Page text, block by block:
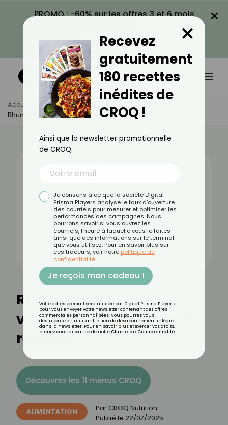
PROMO : -60% sur les offres 3 et 6 mois
VOIR LA PROMO
×
Accueil Actus
Alimentation
Rhum Blanc : Bienfaits, Valeurs Nutritionnelles Et Recettes
Rhum blanc : bienfaits,
valeurs nutritionnelles et
recettes
Découvrez les 11 menus CROQ
ALIMENTATION Par CROQ Nutrition
Publié le 22/07/2025
Recevez
gratuitement
180 recettes
inédites de
CROQ !
×
Ainsi que la newsletter promotionnelle
de CROQ.
Je consens à ce que la société Digital
Prisma Players analyse le taux d'ouverture
des courriels pour mesurer et optimiser les
performances des campagnes. Nous
pourrons savoir si vous ouvrez les
courriels, l'heure à laquelle vous le faites
ainsi que des informations sur le terminal
que vous utilisez. Pour en savoir plus sur
ces traceurs, voir notre politique de
confidentialité.
Je reçois mon cadeau !
Votre adresse email sera utilisée par Digital Prisma Players
pour vous envoyer votre newsletter contenant des offres
commerciales personnalisées. Vous pourrez vous
désinscrire en utilisant le lien de désabonnement intégré
dans la newsletter. Pour en savoir plus et exercer vos droits,
prenez connaissance de notre Charte de Confidentialité.